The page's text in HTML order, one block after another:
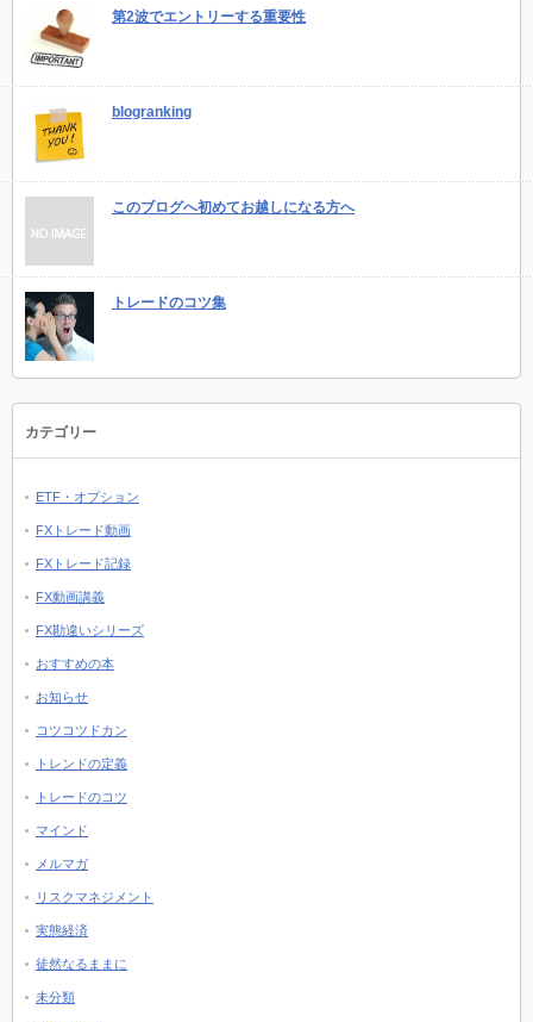
第2波でエントリーする重要性
blogranking
このブログへ初めてお越しになる方へ
トレードのコツ集
カテゴリー
ETF・オプション
FXトレード動画
FXトレード記録
FX動画講義
FX勘違いシリーズ
おすすめの本
お知らせ
コツコツドカン
トレンドの定義
トレードのコツ
マインド
メルマガ
リスクマネジメント
実態経済
徒然なるままに
未分類